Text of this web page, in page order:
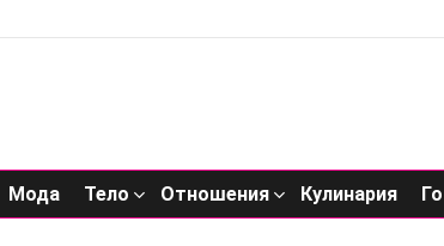
Мода Тело Отношения Кулинария